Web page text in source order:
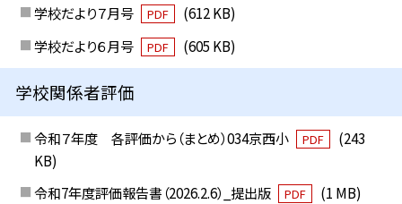
学校だより７月号 PDF
(612 KB)
学校だより６月号
PDF (605 KB)
学校関係者評価
令和７年度 各評価から（まとめ）034京西小 PDF
(243
KB)
令和7年度評価報告書（2026.2.6）_提出版
PDF (1 MB)